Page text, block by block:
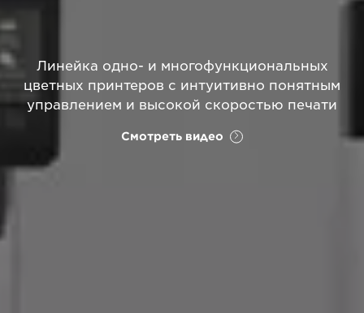
Линейка одно- и многофункциональных
цветных принтеров с интуитивно понятным
управлением и высокой скоростью печати
Смотреть видео